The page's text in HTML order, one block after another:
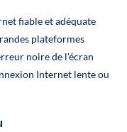
fiable et adéquate
plateformes
noire de l'écran
Internet lente ou